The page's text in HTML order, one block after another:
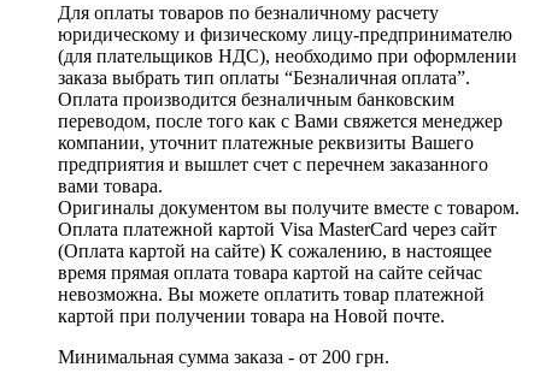
Для оплаты товаров по безналичному расчету
юридическому и физическому лицу-предпринимателю
(для плательщиков НДС), необходимо при оформлении
заказа выбрать тип оплаты “Безналичная оплата”.
Оплата производится безналичным банковским
переводом, после того как с Вами свяжется менеджер
компании, уточнит платежные реквизиты Вашего
предприятия и вышлет счет с перечнем заказанного
вами товара.
Оригиналы документом вы получите вместе с товаром.
Оплата платежной картой Visa MasterCard через сайт
(Оплата картой на сайте) К сожалению, в настоящее
время прямая оплата товара картой на сайте сейчас
невозможна. Вы можете оплатить товар платежной
картой при получении товара на Новой почте.
Минимальная сумма заказа - от 200 грн.